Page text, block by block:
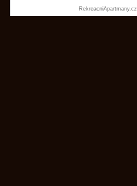
RekreacniApartmany.cz